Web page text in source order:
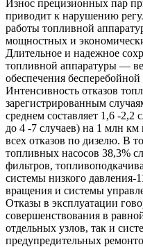
Износ прецизионных пар
приводит к нарушению
работы топливной
мощностных и
Длительное и надежное
топливной аппаратуры —
обеспечения
Интенсивность отказов
зарегистрированным
среднем составляет 1,6 -2,2
до 4 -7 случаев) на 1 млн км
всех отказов по дизелю. В
топливных насосов 38,3%
фильтров,
системы низкого давления-
вращения и системы
Отказы в эксплуатации
совершенствования в
отдельных узлов, так и
предупредительных